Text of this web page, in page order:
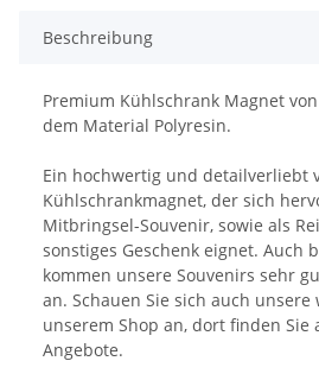
Beschreibung
Premium Kühlschrank Magnet von
dem Material Polyresin.
Ein hochwertig und detailverliebt
Kühlschrankmagnet, der sich
Mitbringsel-Souvenir, sowie als
sonstiges Geschenk eignet. Auch
kommen unsere Souvenirs sehr
an. Schauen Sie sich auch
unserem Shop an, dort finden Sie
Angebote.